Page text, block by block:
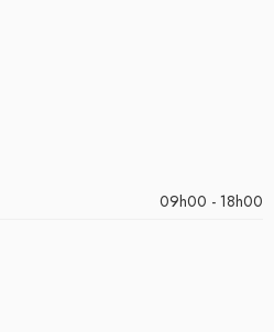
09h00 - 18h00